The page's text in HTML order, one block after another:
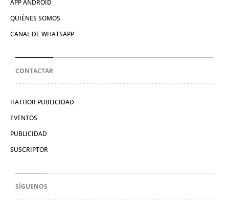
APP ANDROID
QUIÉNES SOMOS
CANAL DE WHATSAPP
CONTACTAR
HATHOR PUBLICIDAD
EVENTOS
PUBLICIDAD
SUSCRIPTOR
SÍGUENOS